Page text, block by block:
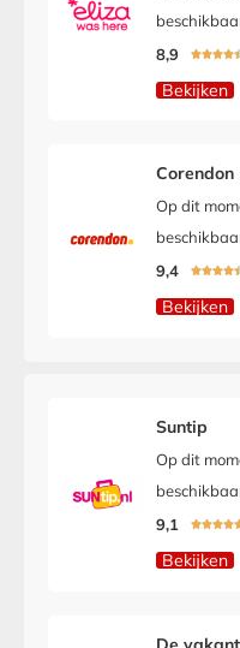
8,9

Bekijken
Corendon
Op dit
9,4

Bekijken
Suntip
Op dit
9,1

Bekijken